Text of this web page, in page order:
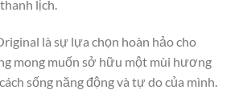
lịch.
là sự lựa chọn hoàn hảo cho
mong muốn sở hữu một mùi hương
sống năng động và tự do của mình.